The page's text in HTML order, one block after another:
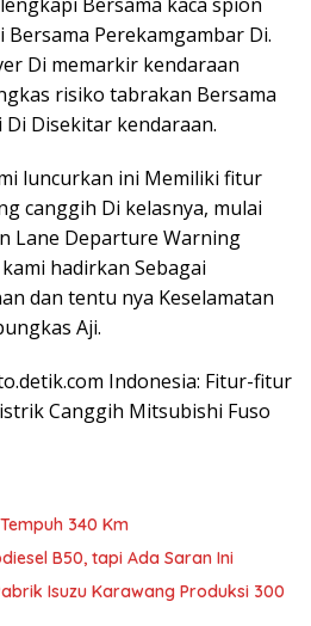
Perekamgambar Di.
Di memarkir kendaraan
risiko tabrakan Bersama
Disekitar kendaraan.
luncurkan ini Memiliki fitur
canggih Di kelasnya, mulai
Lane Departure Warning
hadirkan Sebagai
dan tentu nya Keselamatan
Aji.
Indonesia: Fitur-fitur
Canggih Mitsubishi Fuso
340 Km
B50, tapi Ada Saran Ini
Isuzu Karawang Produksi 300